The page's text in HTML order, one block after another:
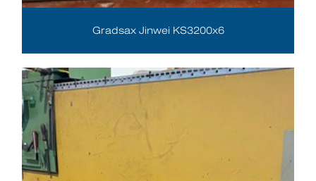
Gradsax Jinwei KS3200x6